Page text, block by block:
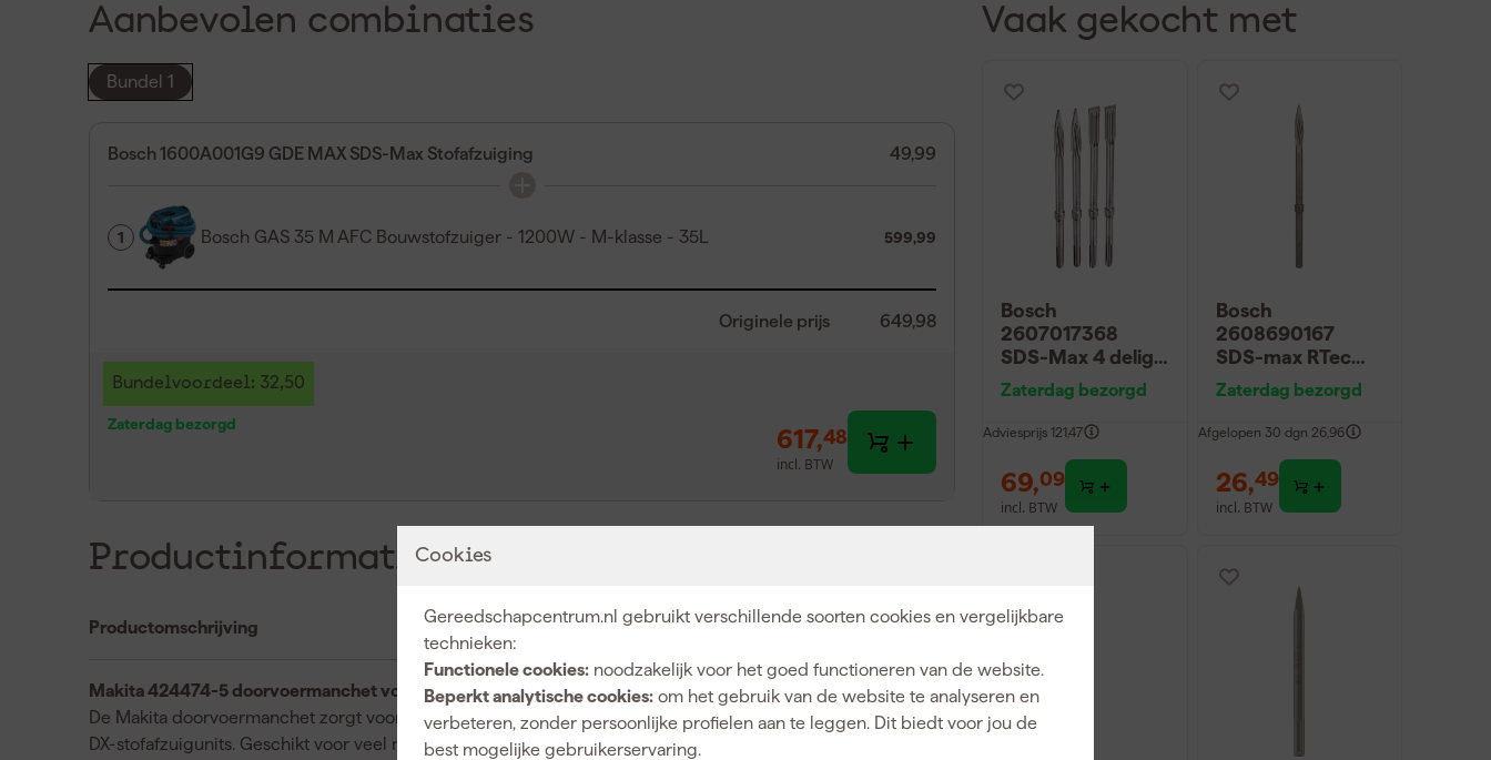
Cookies
Gereedschapcentrum.nl gebruikt verschillende soorten cookies en vergelijkbare
technieken:
Functionele cookies: noodzakelijk voor het goed functioneren van de website.
Beperkt analytische cookies: om het gebruik van de website te analyseren en
verbeteren, zonder persoonlijke profielen aan te leggen. Dit biedt voor jou de
best mogelijke gebruikerservaring.
Aanbevolen combinaties
Bundel 1
Bosch 1600A001G9 GDE MAX SDS-Max Stofafzuiging 49,99
1 Bosch GAS 35 M AFC Bouwstofzuiger - 1200W - M-klasse - 35L 599,99
Originele prijs 649,98
Bundelvoordeel: 32,50
Zaterdag bezorgd
617,48
incl. BTW
Productinformatie
Productomschrijving
Makita 424474-5 doorvoermanchet voor DX02 en DX01
De Makita doorvoermanchet zorgt voor een luchtdichte verbinding tussen de stofzuiger en verschillende
DX-stofafzuigunits. Geschikt voor veel modellen, waaronder DX01, DX06 en DX14. Essentieel voor het
Vaak gekocht met
Bosch
2607017368
SDS-Max 4 delige
Beitelset
Zaterdag bezorgd
Adviesprijs 121,47
69,09
incl. BTW
Bosch
2608690167
SDS-max RTec
Speed Puntbeitel
- 400mm
Zaterdag bezorgd
Afgelopen 30 dgn 26,96
26,49
incl. BTW